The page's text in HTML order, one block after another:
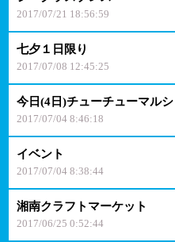
2017/07/21 18:56:59
七夕１日限り
2017/07/08 12:45:25
今日(4日)チューチューマルシ
2017/07/04 8:46:18
イベント
2017/07/04 8:38:44
湘南クラフトマーケット
2017/06/25 0:52:44